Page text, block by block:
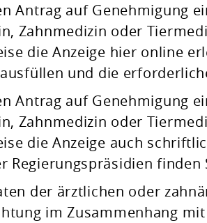
Antrag auf Genehmigung
Zahnmedizin oder
die Anzeige hier online
und die
Antrag auf Genehmigung
Zahnmedizin oder
die Anzeige auch
Regierungspräsidien finden
der ärztlichen oder
im Zusammenhang